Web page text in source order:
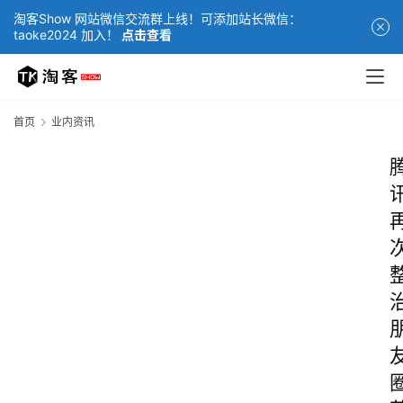
淘客Show 网站微信交流群上线！可添加站长微信：
taoke2024 加入！
点击查看
首页 业内资讯